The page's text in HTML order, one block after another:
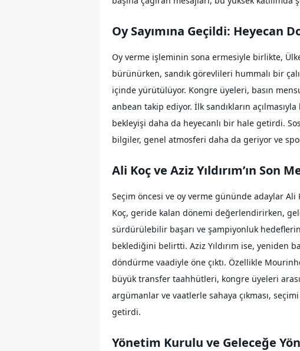
Oy Sayımına Geçildi: Heyecan
Oy verme işleminin sona ermesiyle birlikte,
bürünürken, sandık görevlileri hummalı bir
içinde yürütülüyor. Kongre üyeleri, basın
anbean takip ediyor. İlk sandıkların
bekleyişi daha da heyecanlı bir hale getirdi.
bilgiler, genel atmosferi daha da geriyor ve
Ali Koç ve Aziz Yıldırım’ın Son
Seçim öncesi ve oy verme gününde adaylar Ali
Koç, geride kalan dönemi değerlendirirken,
sürdürülebilir başarı ve şampiyonluk
beklediğini belirtti. Aziz Yıldırım ise, yeniden
döndürme vaadiyle öne çıktı. Özellikle
büyük transfer taahhütleri, kongre üyeleri
argümanlar ve vaatlerle sahaya çıkması,
getirdi.
Yönetim Kurulu ve Geleceğe